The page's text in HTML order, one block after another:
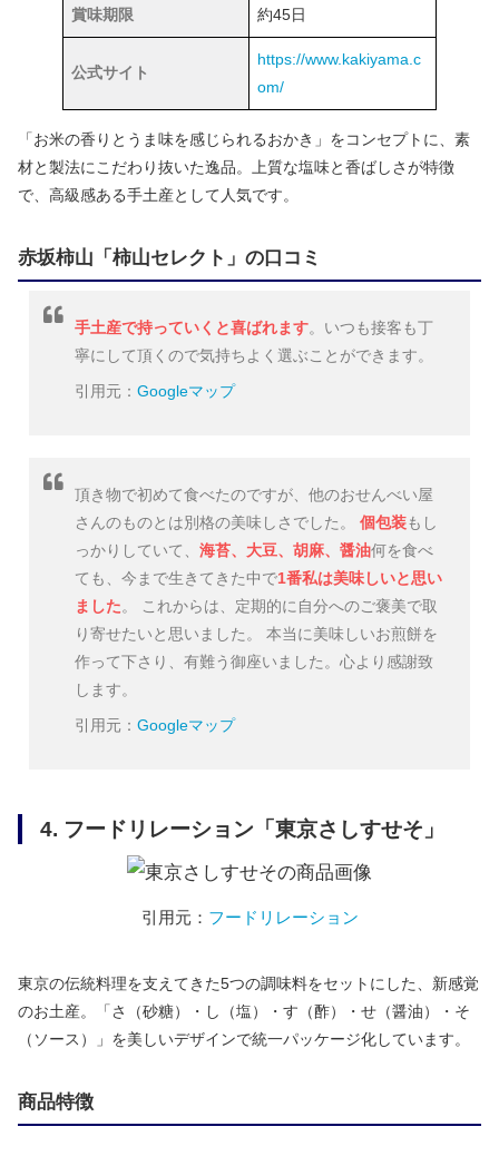
賞味期限 約45日
公式サイト
https://www.kakiyama.c
om/
「お米の香りとうま味を感じられるおかき」をコンセプトに、素
材と製法にこだわり抜いた逸品。上質な塩味と香ばしさが特徴
で、高級感ある手土産として人気です。
赤坂柿山「柿山セレクト」の口コミ
手土産で持っていくと喜ばれます。いつも接客も丁
寧にして頂くので気持ちよく選ぶことができます。
引用元： Googleマップ
頂き物で初めて食べたのですが、他のおせんべい屋
さんのものとは別格の美味しさでした。 個包装もし
っかりしていて、 海苔、大豆、胡麻、醤油何を食べ
ても、今まで生きてきた中で1番私は美味しいと思い
ました。 これからは、定期的に自分へのご褒美で取
り寄せたいと思いました。 本当に美味しいお煎餅を
作って下さり、有難う御座いました。心より感謝致
します。
引用元： Googleマップ
4. フードリレーション「東京さしすせそ」
引用元： フードリレーション
東京の伝統料理を支えてきた5つの調味料をセットにした、新感覚
のお土産。「さ（砂糖）・し（塩）・す（酢）・せ（醤油）・そ
（ソース）」を美しいデザインで統一パッケージ化しています。
商品特徴